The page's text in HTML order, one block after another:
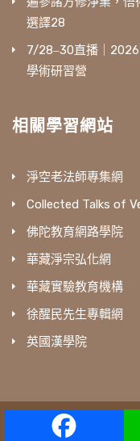
選譯28
7/28‒30直播｜
學術研習營
相關學習網站
淨空老法師專集網
Collected Talks of
佛陀教育網路學院
華藏淨宗弘化網
華藏實驗教育機構
徐醒民先生專輯網
英國漢學院